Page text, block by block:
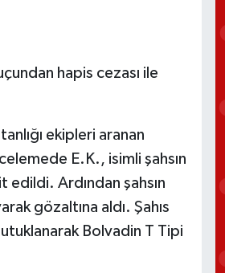
hapis cezası ile
ekipleri aranan
E.K., isimli şahsın
edildi. Ardından şahsın
gözaltına aldı. Şahıs
Bolvadin T Tipi